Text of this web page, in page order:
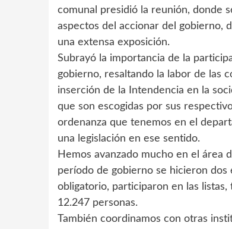
comunal presidió la reunión, donde
aspectos del accionar del gobierno,
una extensa exposición.
Subrayó la importancia de la
gobierno, resaltando la labor de las
inserción de la Intendencia en la
que son escogidas por sus
ordenanza que tenemos en el
una legislación en ese sentido.
Hemos avanzado mucho en el área
período de gobierno se hicieron dos
obligatorio, participaron en las
12.247 personas.
También coordinamos con otras